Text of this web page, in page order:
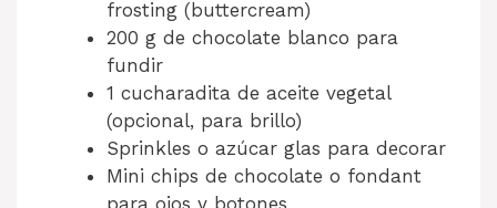
frosting (buttercream)
200 g de chocolate blanco para
fundir
1 cucharadita de aceite vegetal
(opcional, para brillo)
Sprinkles o azúcar glas para decorar
Mini chips de chocolate o fondant